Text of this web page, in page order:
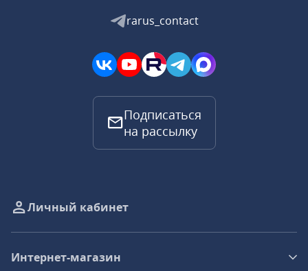
rarus_contact
Подписаться
на рассылку
Личный кабинет
Интернет-магазин